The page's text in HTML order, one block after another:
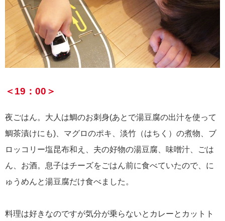
＜19：00＞
夜ごはん。大人は鯛のお刺身(あとで湯豆腐の出汁を使って
鯛茶漬けにも)、マグロのポキ、淡竹（はちく）の煮物、ブ
ロッコリー塩昆布和え、夫の好物の湯豆腐、味噌汁、ごは
ん、お酒。息子はチーズをごはん前に食べていたので、に
ゅうめんと湯豆腐だけ食べました。
料理は好きなのですが気分が乗らないとカレーとカットト